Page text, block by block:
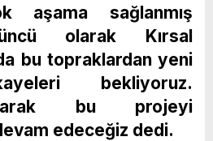
aşama sağlanmış
olarak Kırsal
bu topraklardan yeni
bekliyoruz.
bu projeyi
edeceğiz dedi.